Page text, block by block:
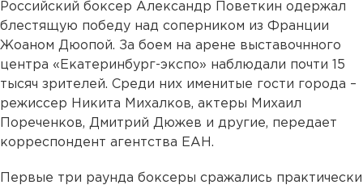
Российский боксер Александр Поветкин одержал
блестящую победу над соперником из Франции
Жоаном Дюопой. За боем на арене выставочнного
центра «Екатеринбург-экспо» наблюдали почти 15
тысяч зрителей. Среди них именитые гости города –
режиссер Никита Михалков, актеры Михаил
Пореченков, Дмитрий Дюжев и другие, передает
корреспондент агентства ЕАН.
Первые три раунда боксеры сражались практически